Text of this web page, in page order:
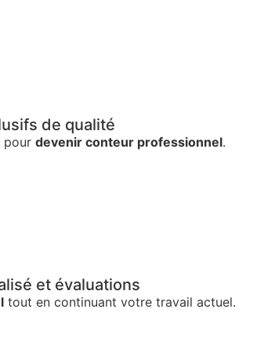
de qualité
pour devenir conteur professionnel.
et évaluations
tout en continuant votre travail actuel.